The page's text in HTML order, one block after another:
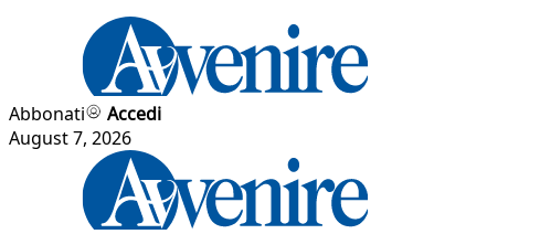
Abbonati
Accedi
August 7, 2026